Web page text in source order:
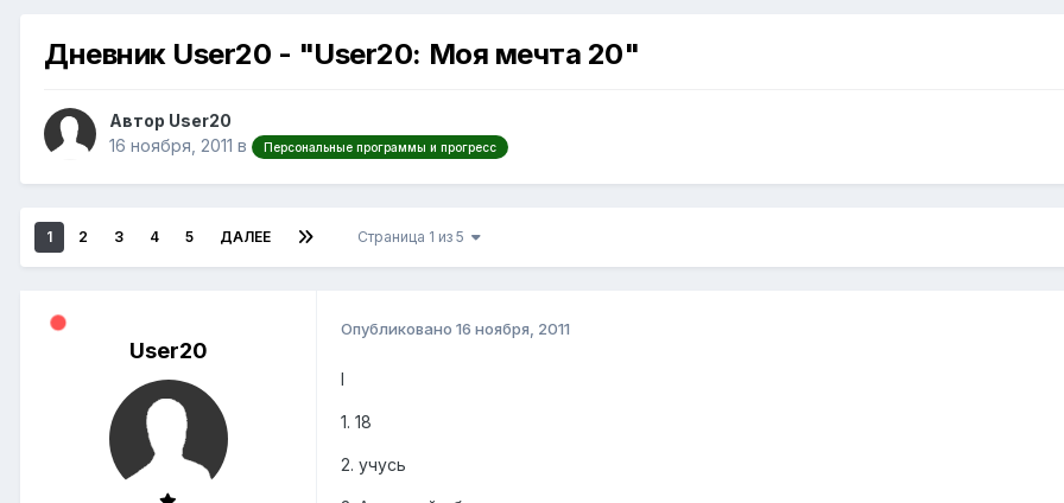
Дневник User20 - "User20: Моя мечта 20"
Автор User20
16 ноября, 2011 в Персональные программы и прогресс
1 2 3 4 5 ДАЛЕЕ Страница 1 из 5
User20
Опубликовано 16 ноября, 2011
I
1. 18
2. учусь